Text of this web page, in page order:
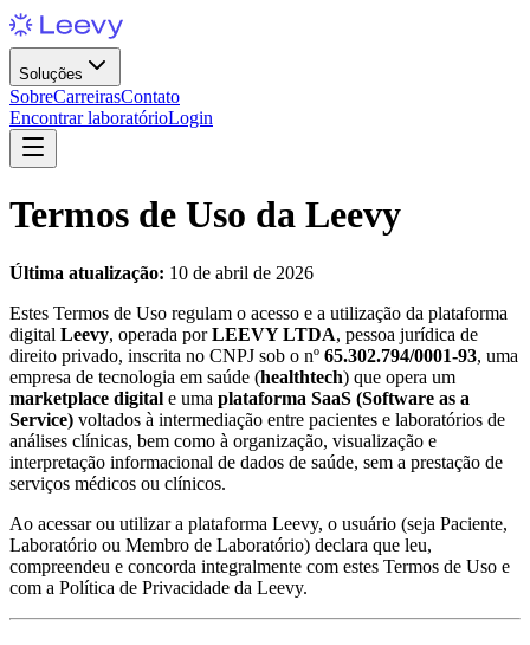
Soluções
SobreCarreirasContato
Encontrar laboratórioLogin
Termos de Uso da Leevy
Última atualização: 10 de abril de 2026
Estes Termos de Uso regulam o acesso e a utilização da plataforma
digital Leevy, operada porLEEVY LTDA, pessoa jurídica de
direito privado, inscrita no CNPJ sob o nº 65.302.794/0001-93, uma
empresa de tecnologia em saúde (healthtech) que opera um
marketplace digital e uma plataforma SaaS (Software as a
Service) voltados à intermediação entre pacientes e laboratórios de
análises clínicas, bem como à organização, visualização e
interpretação informacional de dados de saúde, sem a prestação de
serviços médicos ou clínicos.
Ao acessar ou utilizar a plataforma Leevy, o usuário (seja Paciente,
Laboratório ou Membro de Laboratório) declara que leu,
compreendeu e concorda integralmente com estes Termos de Uso e
com a Política de Privacidade da Leevy.